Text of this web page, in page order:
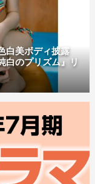
白美ボディ披露
白のプリズム』リ